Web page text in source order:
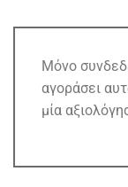
Μόνο
αγοράσει
μία